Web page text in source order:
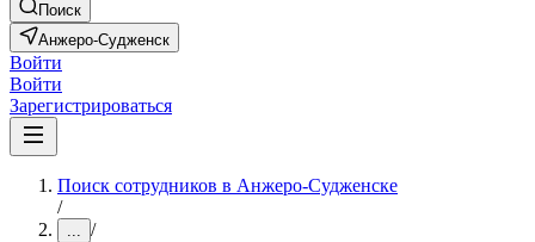
Поиск
Анжеро-Судженск
Войти
Войти
Зарегистрироваться
Поиск сотрудников в Анжеро-Судженске
/
... /